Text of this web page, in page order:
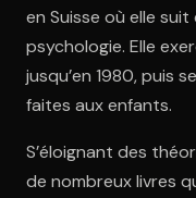
en Suisse où elle
psychologie. Elle
jusqu’en 1980, puis
faites aux enfants.
S’éloignant des
de nombreux livres